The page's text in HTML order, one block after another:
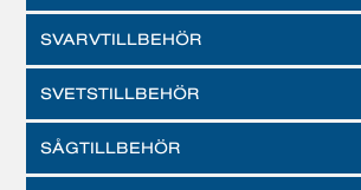
SVARVTILLBEHÖR
SVETSTILLBEHÖR
SÅGTILLBEHÖR